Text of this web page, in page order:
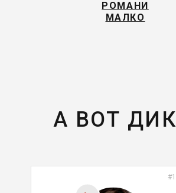
РОМАНИ
МАЛКО
А ВОТ